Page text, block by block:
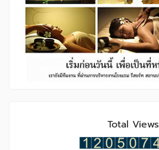
Total Views